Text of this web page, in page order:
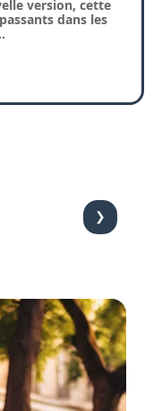
version, cette
dans les